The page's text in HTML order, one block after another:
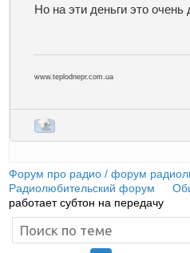
Но на эти деньги это очень
www.teplodnepr.com.ua
Форум про радио / форум
Радиолюбительский форум
работает субтон на передачу